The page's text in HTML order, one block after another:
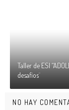
Taller de ESI
desafíos¨
NO HAY